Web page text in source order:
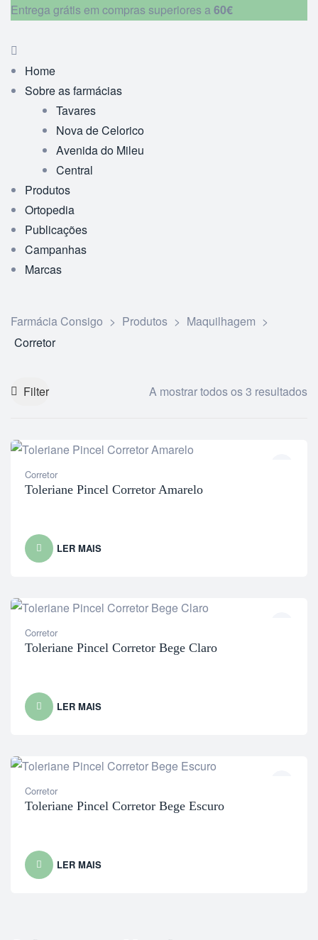
Entrega grátis em compras superiores a60€
Home
Sobre as farmácias
Tavares
Nova de Celorico
Avenida do Mileu
Central
Produtos
Ortopedia
Publicações
Campanhas
Marcas
Farmácia Consigo > Produtos > Maquilhagem >
Corretor
Filter A mostrar todos os 3 resultados
Corretor
Toleriane Pincel Corretor Amarelo
LER MAIS
Corretor
Toleriane Pincel Corretor Bege Claro
LER MAIS
Corretor
Toleriane Pincel Corretor Bege Escuro
LER MAIS